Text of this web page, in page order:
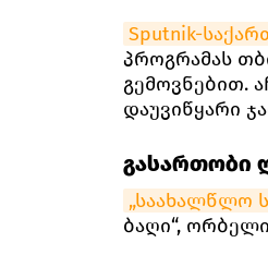
Sputnik-
პროგრამას
გემოვნებით.
დაუვიწყარი
გასართობი
„საახალწლო
ბაღი“,